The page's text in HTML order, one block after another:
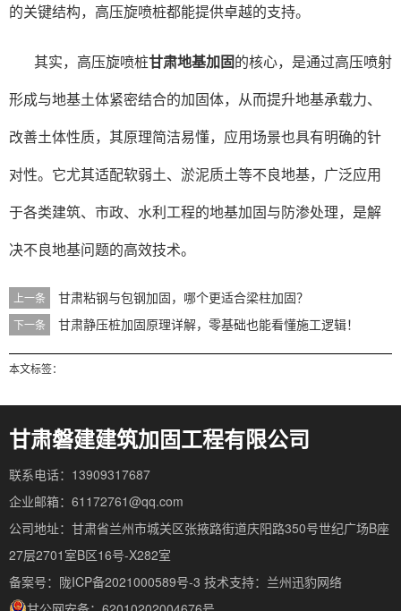
的关键结构，高压旋喷桩都能提供卓越的支持。
其实，高压旋喷桩甘肃地基加固的核心，是通过高压喷射
形成与地基土体紧密结合的加固体，从而提升地基承载力、
改善土体性质，其原理简洁易懂，应用场景也具有明确的针
对性。它尤其适配软弱土、淤泥质土等不良地基，广泛应用
于各类建筑、市政、水利工程的地基加固与防渗处理，是解
决不良地基问题的高效技术。
上一条 甘肃粘钢与包钢加固，哪个更适合梁柱加固？
下一条 甘肃静压桩加固原理详解，零基础也能看懂施工逻辑！
本文标签：
甘肃磐建建筑加固工程有限公司
联系电话：13909317687
企业邮箱：61172761@qq.com
公司地址：甘肃省兰州市城关区张掖路街道庆阳路350号世纪广场B座
27层2701室B区16号-X282室
备案号：陇ICP备2021000589号-3 技术支持： 兰州迅豹网络